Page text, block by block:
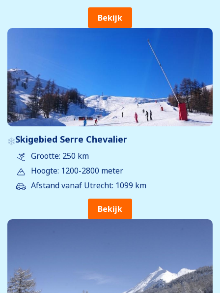
Bekijk
Skigebied Serre Chevalier
Grootte: 250 km
Hoogte: 1200-2800 meter
Afstand vanaf Utrecht: 1099 km
Bekijk